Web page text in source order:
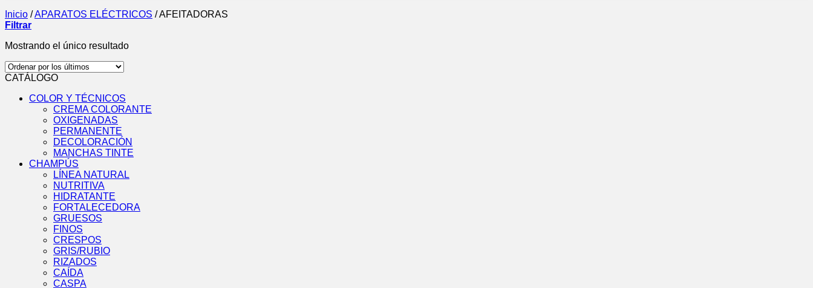
Inicio /APARATOS ELÉCTRICOS /AFEITADORAS
Filtrar
Mostrando el único resultado
CATÁLOGO
COLOR Y TÉCNICOS
CREMA COLORANTE
OXIGENADAS
PERMANENTE
DECOLORACIÓN
MANCHAS TINTE
CHAMPÚS
LÍNEA NATURAL
NUTRITIVA
HIDRATANTE
FORTALECEDORA
GRUESOS
FINOS
CRESPOS
GRIS/RUBIO
RIZADOS
CAÍDA
CASPA